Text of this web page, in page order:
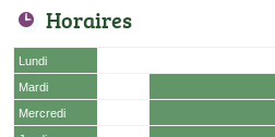
Horaires
Lundi
Mardi
Mercredi